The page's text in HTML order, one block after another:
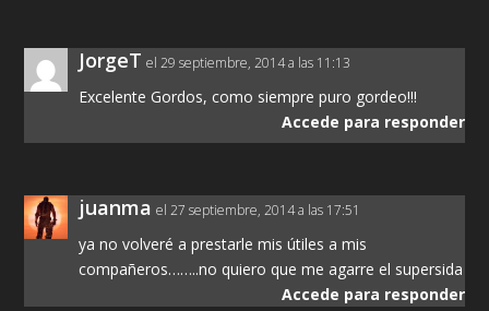
JorgeT el 29 septiembre, 2014 a las 11:13
Excelente Gordos, como siempre puro gordeo!!!
Accede para responder
juanma el 27 septiembre, 2014 a las 17:51
ya no volveré a prestarle mis útiles a mis
compañeros……..no quiero que me agarre el supersida
Accede para responder